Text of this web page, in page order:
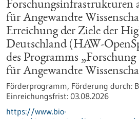
Forschungsinfrastrukturen
für Angewandte
Erreichung der Ziele der
Deutschland (HAW-
des Programms
für Angewandte
Förderprogramm, Förderung durch:
Einreichungsfrist: 03.08.2026
https://www.bio-